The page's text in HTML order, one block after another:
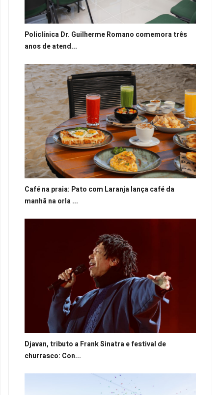
Policlínica Dr. Guilherme Romano comemora três
anos de atend...
Café na praia: Pato com Laranja lança café da
manhã na orla ...
Djavan, tributo a Frank Sinatra e festival de
churrasco: Con...